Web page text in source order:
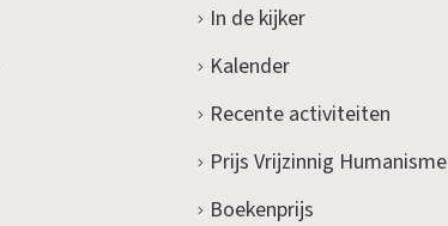
In de kijker
Kalender
Recente activiteiten
Prijs Vrijzinnig Humanisme
Boekenprijs